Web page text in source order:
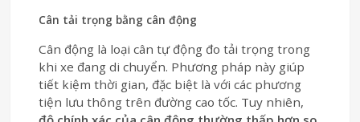
Cân tải trọng bằng cân động
Cân động là loại cân tự động đo tải trọng trong
khi xe đang di chuyển. Phương pháp này giúp
tiết kiệm thời gian, đặc biệt là với các phương
tiện lưu thông trên đường cao tốc. Tuy nhiên,